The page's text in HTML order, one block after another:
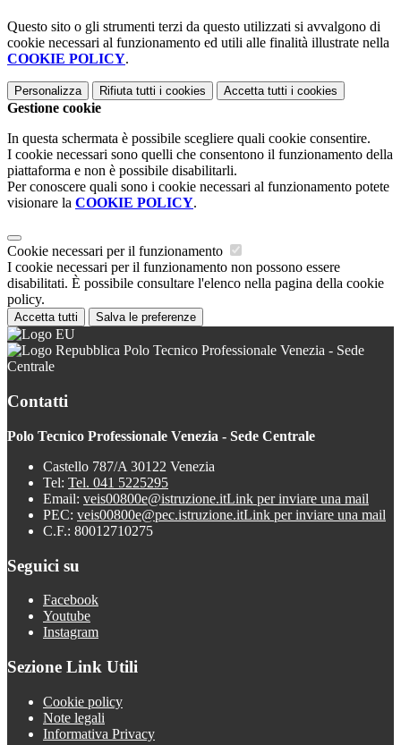
Questo sito o gli strumenti terzi da questo utilizzati si avvalgono di
cookie necessari al funzionamento ed utili alle finalità illustrate nella
COOKIE POLICY.
Personalizza Rifiuta tutti i cookies Accetta tutti i cookies
Gestione cookie
In questa schermata è possibile scegliere quali cookie consentire.
I cookie necessari sono quelli che consentono il funzionamento della
piattaforma e non è possibile disabilitarli.
Per conoscere quali sono i cookie necessari al funzionamento potete
visionare la COOKIE POLICY.
Cookie necessari per il funzionamento
I cookie necessari per il funzionamento non possono essere
disabilitati. È possibile consultare l'elenco nella pagina della cookie
policy.
Accetta tutti Salva le preferenze
Polo Tecnico Professionale Venezia - Sede
Centrale
Contatti
Polo Tecnico Professionale Venezia - Sede Centrale
Castello 787/A 30122 Venezia
Tel: Tel. 041 5225295
Email: veis00800e@istruzione.itLink per inviare una mail
PEC: veis00800e@pec.istruzione.itLink per inviare una mail
C.F.: 80012710275
Seguici su
Facebook
Youtube
Instagram
Sezione Link Utili
Cookie policy
Note legali
Informativa Privacy